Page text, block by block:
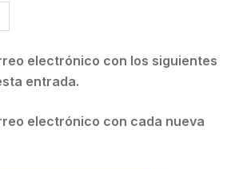
electrónico con los siguientes
entrada.
electrónico con cada nueva